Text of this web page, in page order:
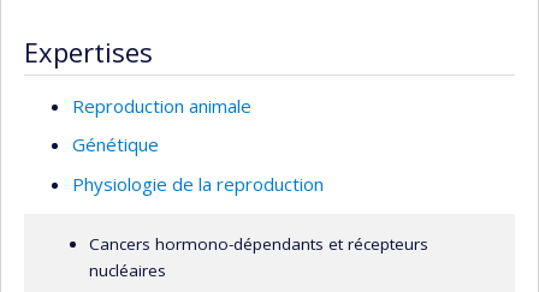
Expertises
Reproduction animale
Génétique
Physiologie de la reproduction
Cancers hormono-dépendants et récepteurs
nucléaires